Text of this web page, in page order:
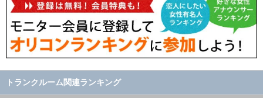
トランクルーム関連ランキング